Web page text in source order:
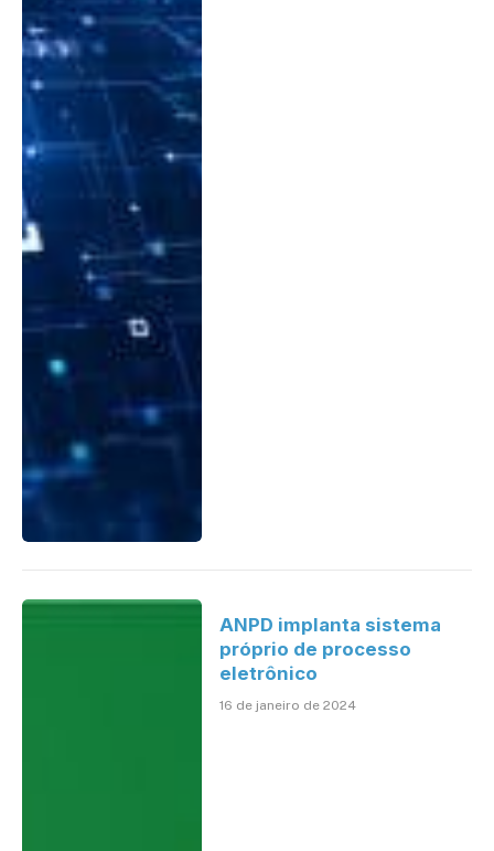
ANPD implanta sistema
próprio de processo
eletrônico
16 de janeiro de 2024